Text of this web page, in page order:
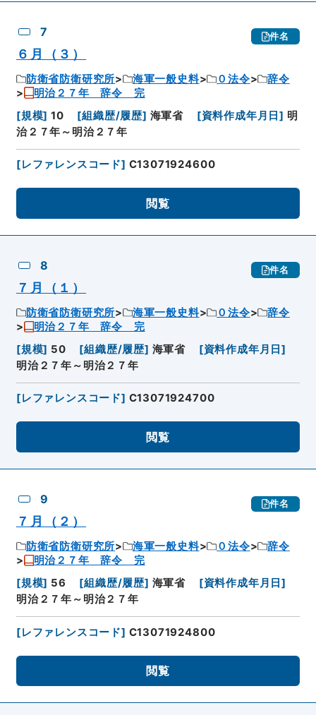
7 件名
６月（３）
防衛省防衛研究所 海軍一般史料 ０法令
辞令
明治２７年 辞令 完
[規模] 10 [組織歴/履歴] 海軍省 [資料作成年月日] 明
治２７年～明治２７年
[レファレンスコード] C13071924600
閲覧
8 件名
７月（１）
防衛省防衛研究所 海軍一般史料 ０法令
辞令
明治２７年 辞令 完
[規模] 50 [組織歴/履歴] 海軍省 [資料作成年月日]
明治２７年～明治２７年
[レファレンスコード] C13071924700
閲覧
9 件名
７月（２）
防衛省防衛研究所 海軍一般史料 ０法令
辞令
明治２７年 辞令 完
[規模] 56 [組織歴/履歴] 海軍省 [資料作成年月日]
明治２７年～明治２７年
[レファレンスコード] C13071924800
閲覧